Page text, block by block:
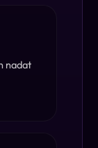
nadat